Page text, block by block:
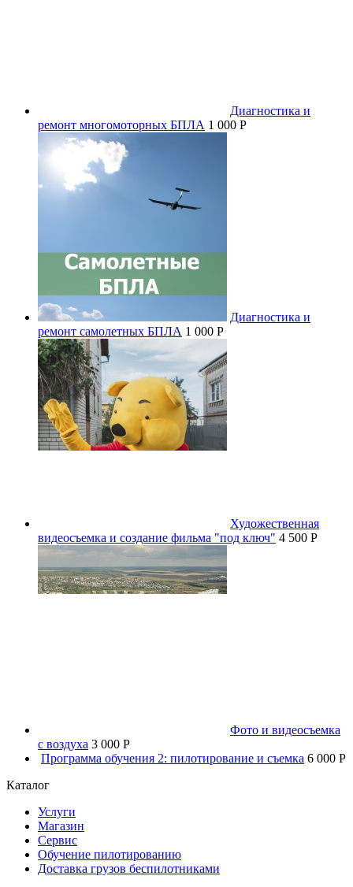
Диагностика и
ремонт многомоторных БПЛА 1 000 P
Диагностика и
ремонт самолетных БПЛА 1 000 P
Художественная
видеосъемка и создание фильма "под ключ" 4 500 P
Фото и видеосъемка
с воздуха 3 000 P
Программа обучения 2: пилотирование и съемка 6 000 P
Каталог
Услуги
Магазин
Сервис
Обучение пилотированию
Доставка грузов беспилотниками